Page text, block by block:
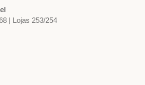
| Lojas 253/254